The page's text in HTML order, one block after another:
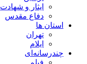
ایثار و شهادت
دفاع مقدس
استان ها
تهران
ایلام
چندرسانه‌ای
فیلم